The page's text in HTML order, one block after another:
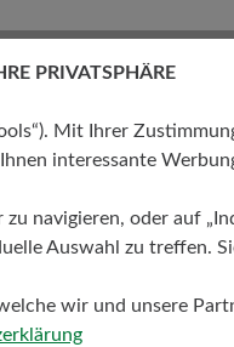
Dämpfungsgrad
PRIVATSPHÄRE
Mit Ihrer
interessante
navigieren, oder auf
Auswahl zu treffen.
wir und unsere